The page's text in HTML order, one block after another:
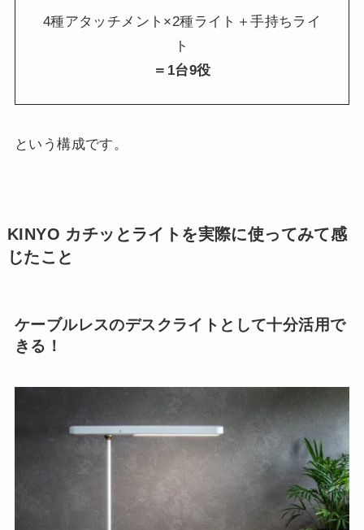
4種アタッチメント×2種ライト＋手持ちライ
ト
＝1台9役
という構成です。
KINYO カチッとライトを実際に使ってみて感
じたこと
ケーブルレスのデスクライトとして十分活用で
きる！